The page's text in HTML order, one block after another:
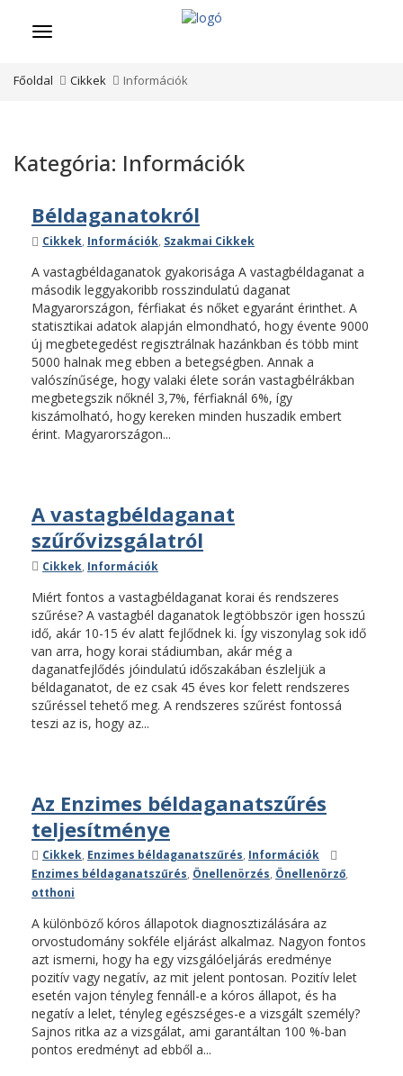
Menü
Főoldal Cikkek Információk
Kategória: Információk
Béldaganatokról
Kategóriák
Cikkek, Információk, Szakmai Cikkek
A vastagbéldaganatok gyakorisága A vastagbéldaganat a
második leggyakoribb rosszindulatú daganat
Magyarországon, férfiakat és nőket egyaránt érinthet. A
statisztikai adatok alapján elmondható, hogy évente 9000
új megbetegedést regisztrálnak hazánkban és több mint
5000 halnak meg ebben a betegségben. Annak a
valószínűsége, hogy valaki élete során vastagbélrákban
megbetegszik nőknél 3,7%, férfiaknál 6%, így
kiszámolható, hogy kereken minden huszadik embert
érint. Magyarországon...
A vastagbéldaganat
szűrővizsgálatról
Kategóriák
Cikkek, Információk
Miért fontos a vastagbéldaganat korai és rendszeres
szűrése? A vastagbél daganatok legtöbbször igen hosszú
idő, akár 10-15 év alatt fejlődnek ki. Így viszonylag sok idő
van arra, hogy korai stádiumban, akár még a
daganatfejlődés jóindulatú időszakában észleljük a
béldaganatot, de ez csak 45 éves kor felett rendszeres
szűréssel tehető meg. A rendszeres szűrést fontossá
teszi az is, hogy az...
Az Enzimes béldaganatszűrés
teljesítménye
Kategóriák
Cikkek, Enzimes béldaganatszűrés, Információk
Enzimes béldaganatszűrés, Önellenörzés, Önellenörző,
otthoni
A különböző kóros állapotok diagnosztizálására az
orvostudomány sokféle eljárást alkalmaz. Nagyon fontos
azt ismerni, hogy ha egy vizsgálóeljárás eredménye
pozitív vagy negatív, az mit jelent pontosan. Pozitív lelet
esetén vajon tényleg fennáll-e a kóros állapot, és ha
negatív a lelet, tényleg egészséges-e a vizsgált személy?
Sajnos ritka az a vizsgálat, ami garantáltan 100 %-ban
pontos eredményt ad ebből a...